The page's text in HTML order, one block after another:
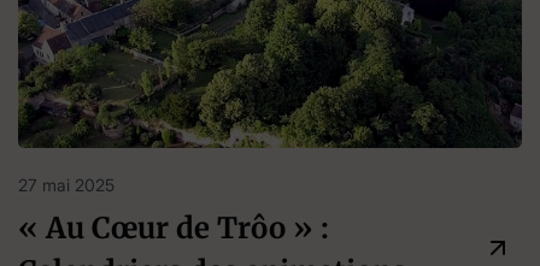
27 mai 2025
« Au Cœur de Trôo » :